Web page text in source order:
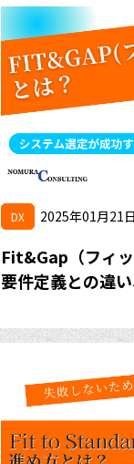
DX 2025年01月21日
Fit&Gap（フィ
要件定義との違